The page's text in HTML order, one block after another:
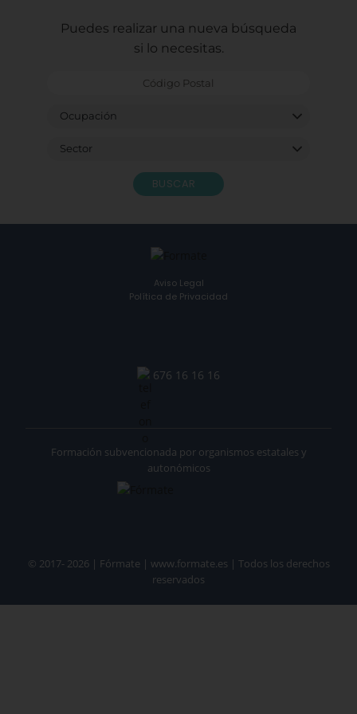
Puedes realizar una nueva búsqueda
si lo necesitas.
BUSCAR
Aviso Legal
Política de Privacidad
676 16 16 16
© 2017- 2026 | Fórmate | www.formate.es | Todos los derechos
reservados
Formación subvencionada por organismos estatales y
autonómicos